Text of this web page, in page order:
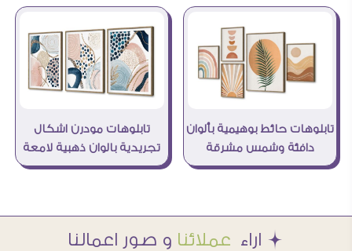
تابلوهات حائط بوهيمية بألوان
دافئة وشمس مشرقة
تابلوهات مودرن اشكال
تجريدية بالوان ذهبية لامعة
Æ اراء عملائنا و صور اعمالنا